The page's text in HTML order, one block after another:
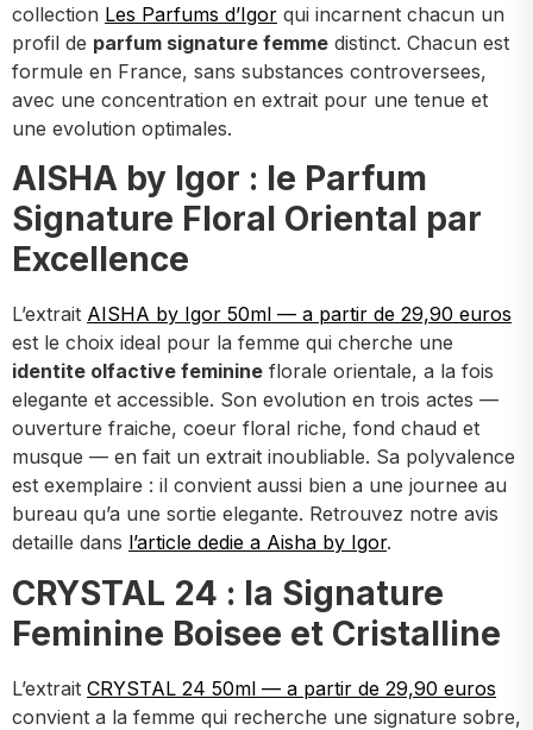
collection Les Parfums d’Igor qui incarnent chacun un
profil de parfum signature femme distinct. Chacun est
formule en France, sans substances controversees,
avec une concentration en extrait pour une tenue et
une evolution optimales.
AISHA by Igor : le Parfum
Signature Floral Oriental par
Excellence
L’extrait AISHA by Igor 50ml — a partir de 29,90 euros
est le choix ideal pour la femme qui cherche une
identite olfactive feminine florale orientale, a la fois
elegante et accessible. Son evolution en trois actes —
ouverture fraiche, coeur floral riche, fond chaud et
musque — en fait un extrait inoubliable. Sa polyvalence
est exemplaire : il convient aussi bien a une journee au
bureau qu’a une sortie elegante. Retrouvez notre avis
detaille dans l’article dedie a Aisha by Igor.
CRYSTAL 24 : la Signature
Feminine Boisee et Cristalline
L’extrait CRYSTAL 24 50ml — a partir de 29,90 euros
convient a la femme qui recherche une signature sobre,